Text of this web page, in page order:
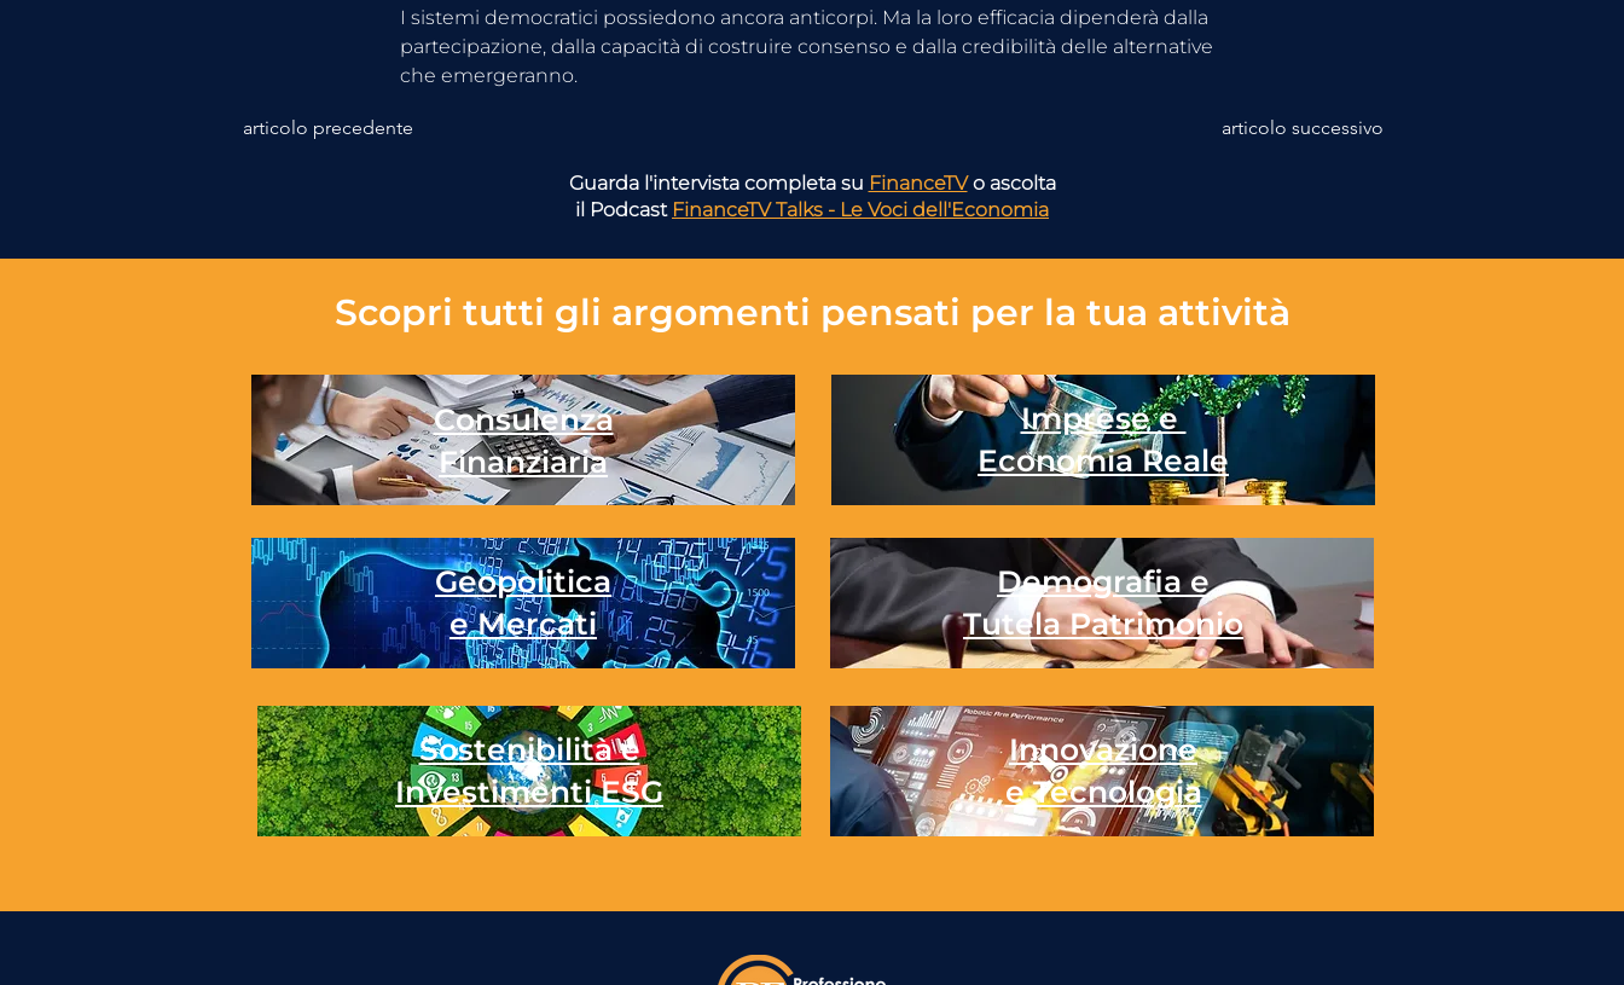
I sistemi democratici possiedono ancora anticorpi. Ma la loro efficacia dipenderà dalla
partecipazione, dalla capacità di costruire consenso e dalla credibilità delle alternative
che emergeranno.
articolo precedente articolo successivo
Guarda l'intervista completa su FinanceTVo ascolta
il Podcast FinanceTV Talks - Le Voci dell'Economia
Scopri tutti gli argomenti pensati per la tua attività
Consulenza
Finanziaria
Imprese e
Economia Reale
Geopolitica
e Mercati
Demografia e
Tutela Patrimonio
Sostenibilità e
Investimenti ESG
Innovazione
e Tecnologia